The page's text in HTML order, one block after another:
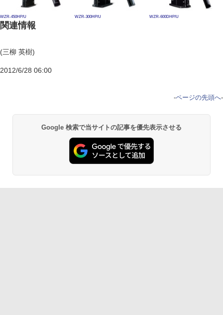
WZR-450HP/U WZR-300HP/U WZR-600DHP/U
関連情報
(三柳 英樹)
2012/6/28 06:00
-ページの先頭へ-
Google 検索で当サイトの記事を優先表示させる